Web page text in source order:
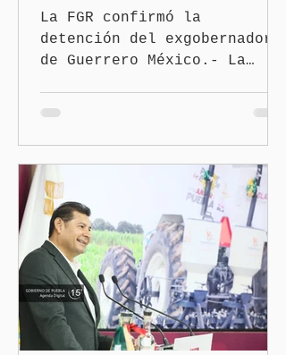
La FGR confirmó la
detención del exgobernador
de Guerrero México.- La
exgobernador de Guerrero,
por el caso de los 43
normalistas desaparecidos
de Ayotzinapa. De acuerdo
con las investigaciones, el
exmandatario estatal es
señalado por la presunta
ocultación de evidencia
relacionada con las
indagatorias del caso, lo